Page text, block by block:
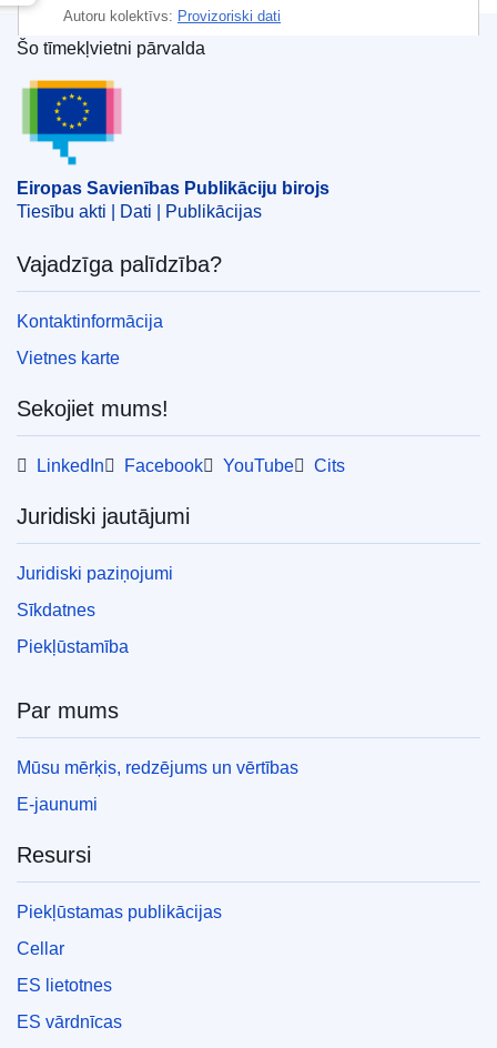
Autoru kolektīvs: Provizoriski dati
Eiropas Savienības Publikāciju birojs
Šo tīmekļvietni pārvalda
Eiropas Savienības Publikāciju birojs
Tiesību akti | Dati | Publikācijas
Vajadzīga palīdzība?
Kontaktinformācija
Vietnes karte
Sekojiet mums!
LinkedIn Facebook YouTube Cits
Juridiski jautājumi
Juridiski paziņojumi
Sīkdatnes
Piekļūstamība
Par mums
Mūsu mērķis, redzējums un vērtības
E-jaunumi
Resursi
Piekļūstamas publikācijas
Cellar
ES lietotnes
ES vārdnīcas